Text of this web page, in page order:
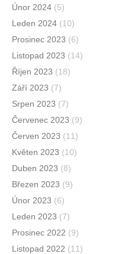
Únor 2024 (5)
Leden 2024 (10)
Prosinec 2023 (6)
Listopad 2023 (14)
Říjen 2023 (18)
Září 2023 (7)
Srpen 2023 (7)
Červenec 2023 (9)
Červen 2023 (11)
Květen 2023 (10)
Duben 2023 (8)
Březen 2023 (9)
Únor 2023 (6)
Leden 2023 (7)
Prosinec 2022 (9)
Listopad 2022 (11)